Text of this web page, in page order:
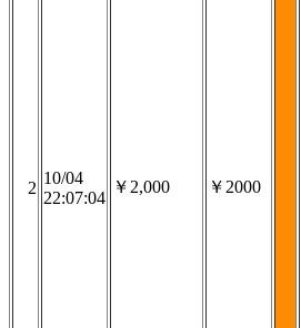
2
10/04
22:07:04
￥2,000 ￥2000